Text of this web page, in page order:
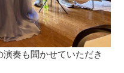
奏も聞かせていただき